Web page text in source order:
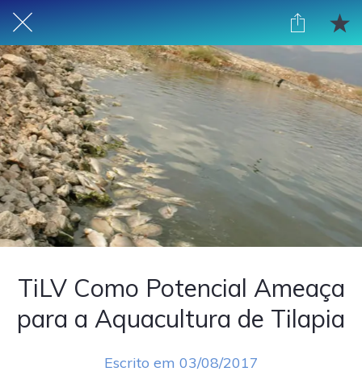
TiLV Como Potencial Ameaça
para a Aquacultura de Tilapia
Escrito em 03/08/2017